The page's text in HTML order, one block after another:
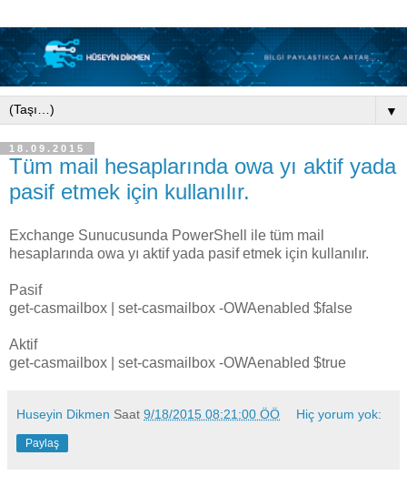
▼
18.09.2015
Tüm mail hesaplarında owa yı aktif yada
pasif etmek için kullanılır.
Exchange Sunucusunda PowerShell ile tüm mail
hesaplarında owa yı aktif yada pasif etmek için kullanılır.
Pasif
get-casmailbox | set-casmailbox -OWAenabled $false
Aktif
get-casmailbox | set-casmailbox -OWAenabled $true
Huseyin Dikmen Saat 9/18/2015 08:21:00 ÖÖ Hiç yorum yok:
Paylaş